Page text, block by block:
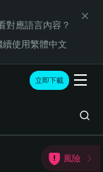
對應語言內容？
續使用繁體中文
立即下載
風險